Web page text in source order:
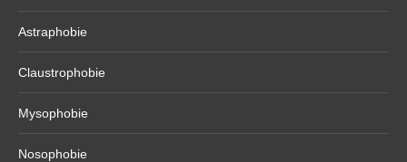
Astraphobie
Claustrophobie
Mysophobie
Nosophobie